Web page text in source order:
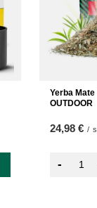
Yerba
OUTDOOR
24,98 € /
-